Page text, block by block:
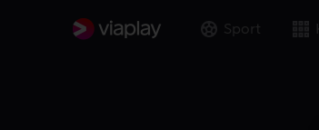
Sport